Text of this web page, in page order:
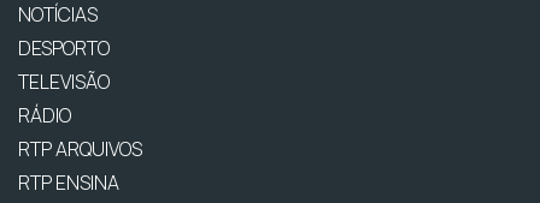
NOTÍCIAS
DESPORTO
TELEVISÃO
RÁDIO
RTP ARQUIVOS
RTP ENSINA